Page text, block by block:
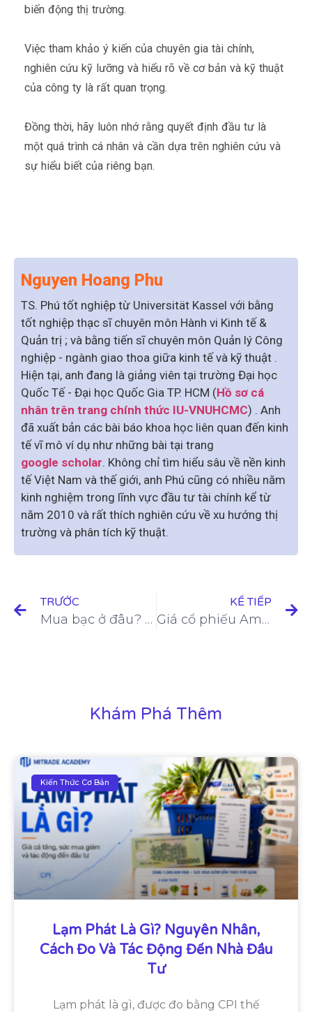
biến động thị trường.
Việc tham khảo ý kiến của chuyên gia tài chính,
nghiên cứu kỹ lưỡng và hiểu rõ về cơ bản và kỹ thuật
của công ty là rất quan trọng.
Đồng thời, hãy luôn nhớ rằng quyết định đầu tư là
một quá trình cá nhân và cần dựa trên nghiên cứu và
sự hiểu biết của riêng bạn.
Nguyen Hoang Phu
TS. Phú tốt nghiệp từ Universität Kassel với bằng
tốt nghiệp thạc sĩ chuyên môn Hành vi Kinh tế &
Quản trị ; và bằng tiến sĩ chuyên môn Quản lý Công
nghiệp - ngành giao thoa giữa kinh tế và kỹ thuật .
Hiện tại, anh đang là giảng viên tại trường Đại học
Quốc Tế - Đại học Quốc Gia TP. HCM (Hồ sơ cá
nhân trên trang chính thức IU-VNUHCMC) . Anh
đã xuất bản các bài báo khoa học liên quan đến kinh
tế vĩ mô ví dụ như những bài tại trang
google scholar. Không chỉ tìm hiểu sâu về nền kinh
tế Việt Nam và thế giới, anh Phú cũng có nhiều năm
kinh nghiệm trong lĩnh vực đầu tư tài chính kể từ
năm 2010 và rất thích nghiên cứu về xu hướng thị
trường và phân tích kỹ thuật.
TRƯỚC
Mua bạc ở đâu? TOP 5 cách đầu tư bạc hiệu quả và chiến lược phân tích giá bạc mua vào & bán ra
KẾ TIẾP
Giá cổ phiếu Amazon bao nhiêu? Cách mua cổ phiếu AMZN và những điều cần biết về công ty Amazon
Khám Phá Thêm​
Kiến Thức Cơ Bản
Lạm Phát Là Gì? Nguyên Nhân,
Cách Đo Và Tác Động Đến Nhà Đầu
Tư
Lạm phát là gì, được đo bằng CPI thế